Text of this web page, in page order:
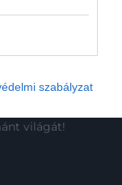
szabályzat
világát!